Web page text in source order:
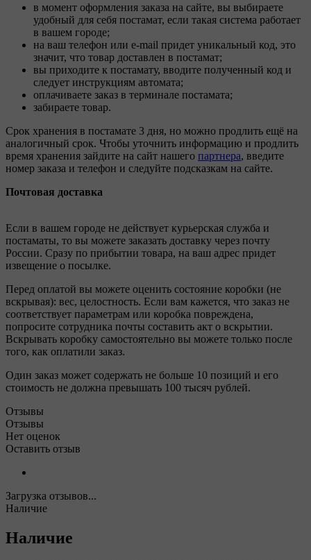
в момент оформления заказа на сайте, вы выбираете
удобный для себя постамат, если такая система работает
в вашем городе;
на ваш телефон или e-mail придет уникальный код, это
значит, что товар доставлен в постамат;
вы приходите к постамату, вводите полученный код и
следует инструкциям автомата;
оплачиваете заказ в терминале постамата;
забираете товар.
Срок хранения в постамате 3 дня, но можно продлить ещё на
аналогичный срок. Чтобы уточнить информацию и продлить
время хранения зайдите на сайт нашего партнера, введите
номер заказа и телефон и следуйте подсказкам на сайте.
Почтовая доставка
Если в вашем городе не действует курьерская служба и
постаматы, то вы можете заказать доставку через почту
России. Сразу по прибытии товара, на ваш адрес придет
извещение о посылке.
Перед оплатой вы можете оценить состояние коробки (не
вскрывая): вес, целостность. Если вам кажется, что заказ не
соответствует параметрам или коробка повреждена,
попросите сотрудника почты составить акт о вскрытии.
Вскрывать коробку самостоятельно вы можете только после
того, как оплатили заказ.
Один заказ может содержать не больше 10 позиций и его
стоимость не должна превышать 100 тысяч рублей.
Отзывы
Отзывы
Нет оценок
Оставить отзыв
Загрузка отзывов...
Наличие
Наличие